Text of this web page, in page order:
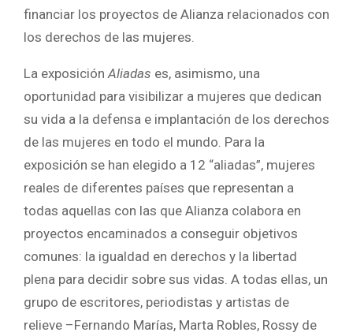
financiar los proyectos de Alianza relacionados con
los derechos de las mujeres.
La exposiciónAliadas es, asimismo, una
oportunidad para visibilizar a mujeres que dedican
su vida a la defensa e implantación de los derechos
de las mujeres en todo el mundo. Para la
exposición se han elegido a 12 “aliadas”, mujeres
reales de diferentes países que representan a
todas aquellas con las que Alianza colabora en
proyectos encaminados a conseguir objetivos
comunes: la igualdad en derechos y la libertad
plena para decidir sobre sus vidas. A todas ellas, un
grupo de escritores, periodistas y artistas de
relieve –Fernando Marías, Marta Robles, Rossy de